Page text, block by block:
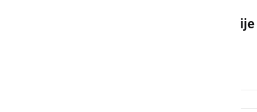
110-letnica športne tradicije